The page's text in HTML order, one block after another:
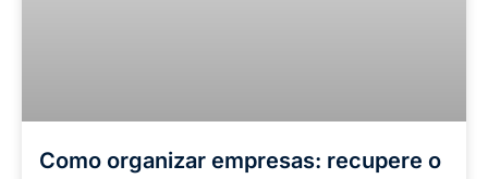
Como organizar empresas: recupere o